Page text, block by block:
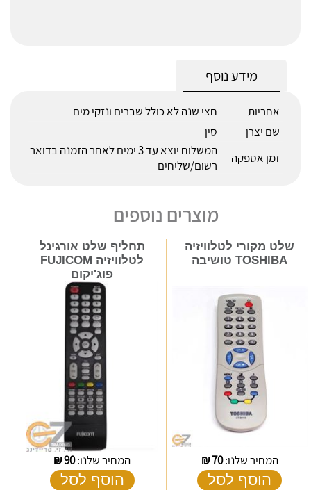
מידע נוסף
אחריות
חצי שנה לא כולל שברים ונזקי מים
שם יצרן
סין
זמן אספקה
המשלוח יוצא עד 3 ימים לאחר הזמנה בדואר
רשום/שליחים
מוצרים נוספים
שלט מקורי לטלוויזיה
TOSHIBA טושיבה
המחיר שלנו:70
₪
הוסף לסל
תחליף שלט אורגינל
לטלוויזיה FUJICOM
פוג'יקום
המחיר שלנו:90
₪
הוסף לסל